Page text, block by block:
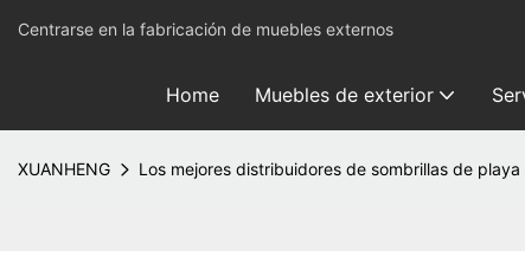
Centrarse en la fabricación de muebles externos
Home Muebles de exterior
XUANHENG Los mejores distribuidores de sombrillas de